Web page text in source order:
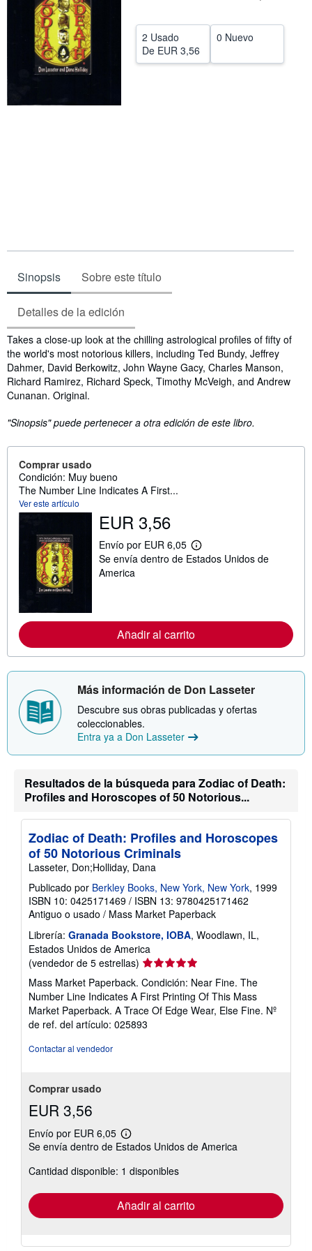
2 Usado
De EUR 3,56
0 Nuevo
Sinopsis Sobre este título
Detalles de la edición
Sinopsis
Takes a close-up look at the chilling astrological profiles of fifty of
the world's most notorious killers, including Ted Bundy, Jeffrey
Dahmer, David Berkowitz, John Wayne Gacy, Charles Manson,
Richard Ramirez, Richard Speck, Timothy McVeigh, and Andrew
Cunanan. Original.
"Sinopsis" puede pertenecer a otra edición de este libro.
Comprar usado
Condición: Muy bueno
The Number Line Indicates A First...
Ver este artículo
EUR 3,56
Envío por EUR 6,05
M
á
r
c
n
s
o
e
a
r
f
a
s
n
í
o
Se envía dentro de Estados Unidos de
America
Añadir al carrito
Más información de Don Lasseter
Descubre sus obras publicadas y ofertas
coleccionables.
Entra ya a Don Lasseter
Resultados de la búsqueda para Zodiac of Death:
Profiles and Horoscopes of 50 Notorious...
Zodiac of Death: Profiles and Horoscopes
of 50 Notorious Criminals
Lasseter, Don;Holliday, Dana
Publicado por Berkley Books, New York, New York, 1999
ISBN 10: 0425171469 / ISBN 13: 9780425171462
Antiguo o usado / Mass Market Paperback
Librería: Granada Bookstore, IOBA, Woodlawn, IL,
Estados Unidos de America
(vendedor de 5 estrellas) Calificación
del
vendedor:
5
de
5
Mass Market Paperback. Condición: Near Fine. The
Number Line Indicates A First Printing Of This Mass
Market Paperback. A Trace Of Edge Wear, Else Fine. Nº
de ref. del artículo: 025893
Contactar al vendedor
Comprar usado
EUR 3,56
Envío por EUR 6,05
Más
información
las
tarifas
envío
Se envía dentro de Estados Unidos de America
Cantidad disponible: 1 disponibles
Añadir al carrito